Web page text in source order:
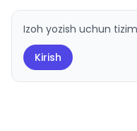
Izoh yozish uchun
Kirish